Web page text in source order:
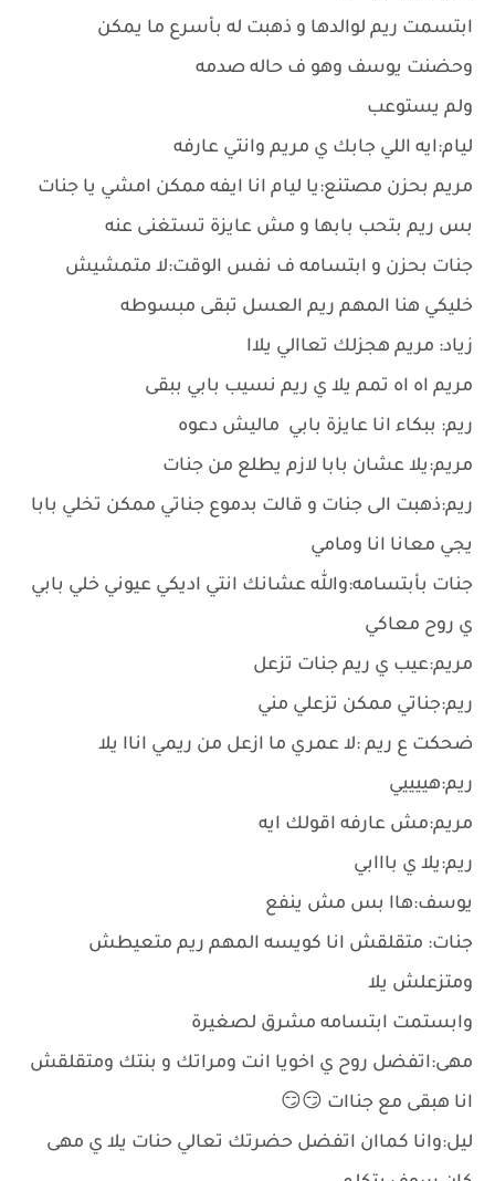
ابتسمت ريم لوالدها و ذهبت له بأسرع ما يمكن
وحضنت يوسف وهو ف حاله صدمه
ولم يستوعب
ليام:ايه اللي جابك ي مريم وانتي عارفه
مريم بحزن مصتنع:يا ليام انا ايفه ممكن امشي يا جنات
بس ريم بتحب بابها و مش عايزة تستغنى عنه
جنات بحزن و ابتسامه ف نفس الوقت:لا متمشيش
خليكي هنا المهم ريم العسل تبقى مبسوطه
زياد: مريم هجزلك تعاالي يلاا
مريم اه اه تمم يلا ي ريم نسيب بابي ببقى
ريم: ببكاء انا عايزة بابي ماليش دعوه
مريم:يلا عشان بابا لازم يطلع من جنات
ريم:ذهبت الى جنات و قالت بدموع جناتي ممكن تخلي بابا
يجي معانا انا ومامي
جنات بأبتسامه:والله عشانك انتي اديكي عيوني خلي بابي
ي روح معاكي
مريم:عيب ي ريم جنات تزعل
ريم:جناتي ممكن تزعلي مني
ضحكت ع ريم :لا عمري ما ازعل من ريمي اناا يلا
ريم:هييييي
مريم:مش عارفه اقولك ايه
ريم:يلا ي بااابي
يوسف:هاا بس مش ينفع
جنات: متقلقش انا كويسه المهم ريم متعيطش
ومتزعلش يلا
وابستمت ابتسامه مشرق لصغيرة
مهى:اتفضل روح ي اخويا انت ومراتك و بنتك ومتقلقش
انا هبقى مع جناات 😏😏
ليل:وانا كماان اتفضل حضرتك تعالي حنات يلا ي مهى